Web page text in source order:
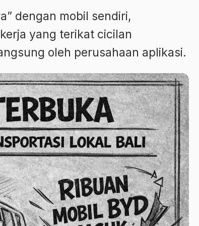
dengan mobil sendiri,
yang terikat cicilan
oleh perusahaan aplikasi.